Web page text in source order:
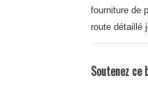
fourniture de
route détaillé
Soutenez ce